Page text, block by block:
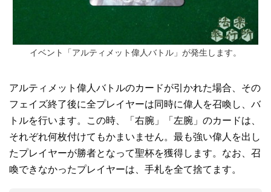
イベント「アルティメット偉人バトル」が発生します。
アルティメット偉人バトルのカードが引かれた場合、その
フェイズ終了後に全プレイヤーは同時に偉人を召喚し、バ
トルを行います。この時、「右腕」「左腕」のカードは、
それぞれ何枚付けてもかまいません。最も強い偉人を出し
たプレイヤーが勝者となって聖杯を獲得します。なお、召
喚できなかったプレイヤーは、手札を全て捨てます。